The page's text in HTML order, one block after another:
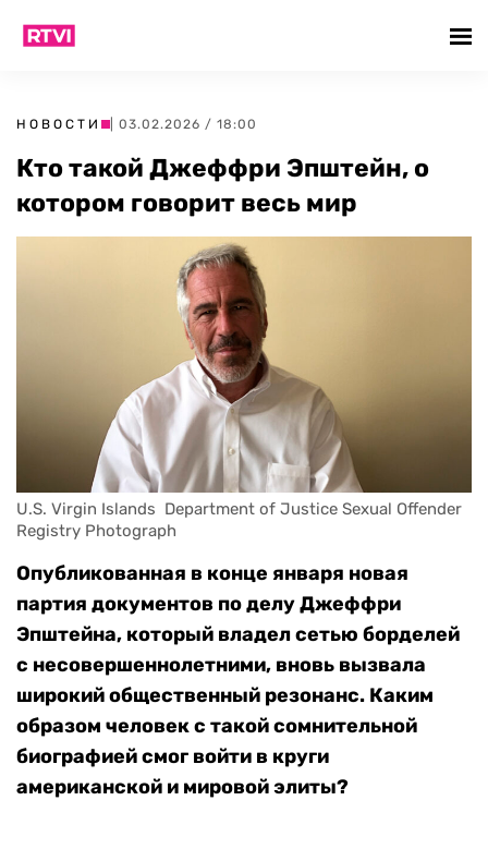
НОВОСТИ | 03.02.2026 / 18:00
Кто такой Джеффри Эпштейн, о
котором говорит весь мир
U.S. Virgin Islands  Department of Justice Sexual Offender
Registry Photograph
Опубликованная в конце января новая
партия документов по делу Джеффри
Эпштейна, который владел сетью борделей
с несовершеннолетними, вновь вызвала
широкий общественный резонанс. Каким
образом человек с такой сомнительной
биографией смог войти в круги
американской и мировой элиты?